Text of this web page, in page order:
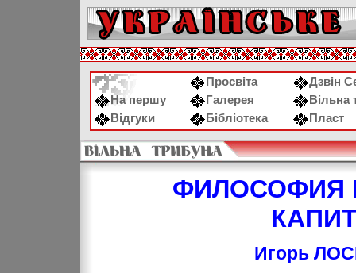
Просвіта
Дзвін
На першу
Галерея
Вільна
Відгуки
Бібліотека Пласт
ФИЛОСОФИЯ
Игорь